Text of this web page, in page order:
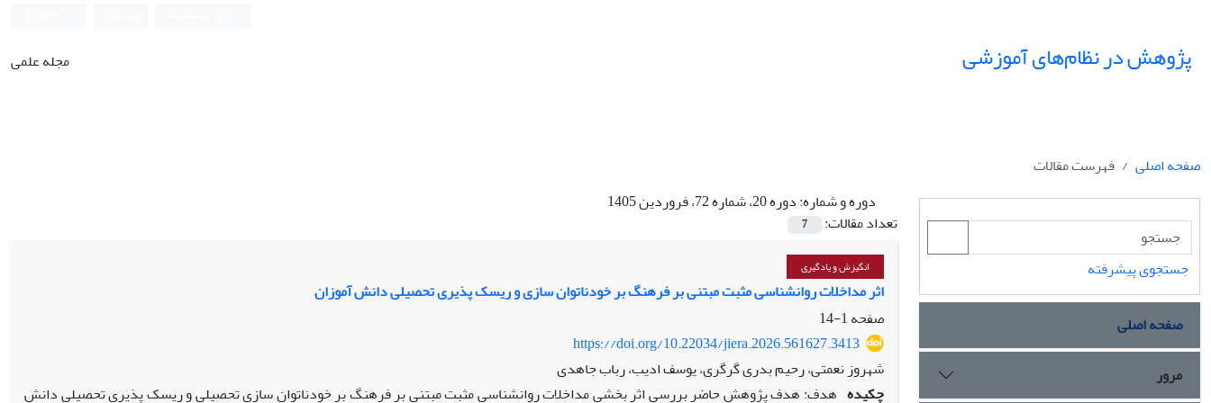
پژوهش در نظام‌های آموزشی مجله علمی
صفحه اصلی
فهرست مقالات
دوره و شماره:دوره 20، شماره 72، فروردین 1405
تعداد مقالات:
7
انگیزش و یادگیری
اثر مداخلات روانشناسی مثبت مبتنی بر فرهنگ بر خودناتوان سازی و ریسک پذیری تحصیلی دانش آموزان
صفحه1-14
https://doi.org/10.22034/jiera.2026.561627.3413
شهروز نعمتی، رحیم بدری گرگری، یوسف ادیب، رباب جاهدی
چکیده هدف: هدف پژوهش حاضر بررسی اثر بخشی مداخلات روانشناسی مثبت مبتنی بر فرهنگ بر خودناتوان سازی تحصیلی و ریسک پذیری تحصیلی دانش
جستجوی پیشرفته
صفحه اصلی
مرور